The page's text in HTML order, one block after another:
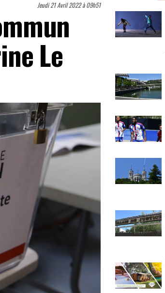
Jeudi 21 Avril 2022 à 09h51
Le